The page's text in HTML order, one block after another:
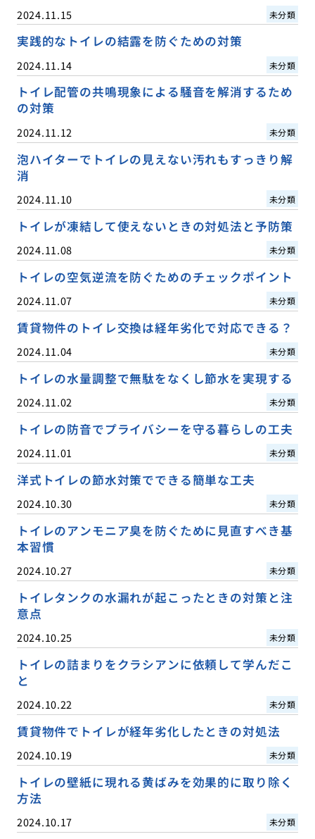
2024.11.15 未分類
実践的なトイレの結露を防ぐための対策
2024.11.14 未分類
トイレ配管の共鳴現象による騒音を解消するため
の対策
2024.11.12 未分類
泡ハイターでトイレの見えない汚れもすっきり解
消
2024.11.10 未分類
トイレが凍結して使えないときの対処法と予防策
2024.11.08 未分類
トイレの空気逆流を防ぐためのチェックポイント
2024.11.07 未分類
賃貸物件のトイレ交換は経年劣化で対応できる？
2024.11.04 未分類
トイレの水量調整で無駄をなくし節水を実現する
2024.11.02 未分類
トイレの防音でプライバシーを守る暮らしの工夫
2024.11.01 未分類
洋式トイレの節水対策でできる簡単な工夫
2024.10.30 未分類
トイレのアンモニア臭を防ぐために見直すべき基
本習慣
2024.10.27 未分類
トイレタンクの水漏れが起こったときの対策と注
意点
2024.10.25 未分類
トイレの詰まりをクラシアンに依頼して学んだこ
と
2024.10.22 未分類
賃貸物件でトイレが経年劣化したときの対処法
2024.10.19 未分類
トイレの壁紙に現れる黄ばみを効果的に取り除く
方法
2024.10.17 未分類